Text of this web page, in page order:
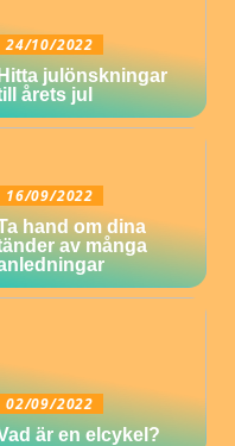
24/10/2022
julönskningar
årets jul
16/09/2022
hand om dina
av många
02/09/2022
är en elcykel?